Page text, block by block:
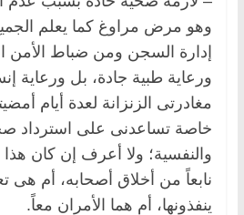
وهو مرض مراوغ كما يعلم
إدارة السجن ومن ضباط الأمن
ورعاية طبية جادة، بل ورعاية
مغادرتى الزنزانة لعدة أيام
خاصة تساعدنى على استرداد
والنفسية؛ ولا أعرف إن كان هذا
نابعاً من أخلاق أصحابه، أم هى
ينفذونها، أم هما الأمران معاً.